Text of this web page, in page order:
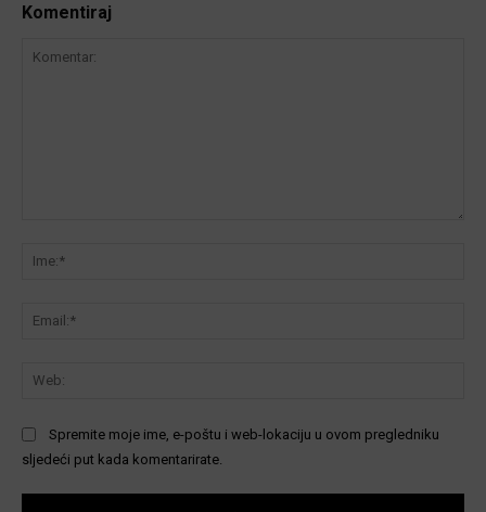
Komentiraj
Spremite moje ime, e-poštu i web-lokaciju u ovom pregledniku
sljedeći put kada komentarirate.